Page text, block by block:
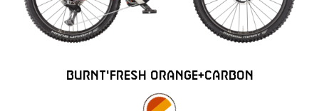
BURNT'FRESH ORANGE+CARBON